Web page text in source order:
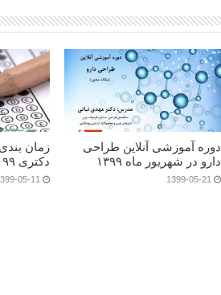
دوره آموزشی آنلاین طراحی
دارو در شهریور ماه ۱۳۹۹
1399-05-21
زمان بندی
دکتری ۹۹
05-11